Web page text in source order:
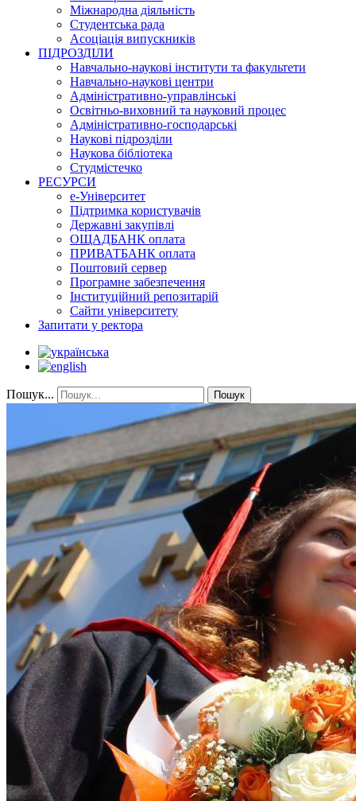
Міжнародна діяльність
Студентська рада
Асоціація випускників
ПІДРОЗДІЛИ
Навчально-наукові інститути та факультети
Навчально-наукові центри
Адміністративно-управлінські
Освітньо-виховний та науковий процес
Адміністративно-господарські
Наукові підрозділи
Наукова бібліотека
Студмістечко
РЕСУРСИ
е-Університет
Підтримка користувачів
Державні закупівлі
ОЩАДБАНК оплата
ПРИВАТБАНК оплата
Поштовий сервер
Програмне забезпечення
Інституційний репозитарій
Сайти університету
Запитати у ректора
Пошук... Пошук